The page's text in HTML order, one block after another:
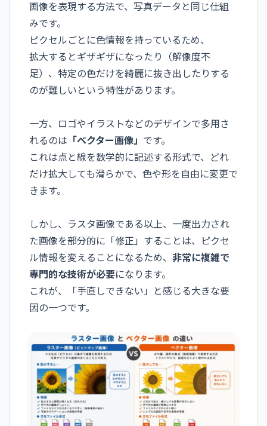
画像を表現する方法で、写真データと同じ仕組
みです。
ピクセルごとに色情報を持っているため、
拡大するとギザギザになったり（解像度不
足）、特定の色だけを綺麗に抜き出したりする
のが難しいという特性があります。
一方、ロゴやイラストなどのデザインで多用さ
れるのは 「ベクター画像」 です。
これは点と線を数学的に記述する形式で、どれ
だけ拡大しても滑らかで、色や形を自由に変更で
きます。
しかし、ラスタ画像である以上、一度出力され
た画像を部分的に「修正」することは、ピクセ
ル情報を変えることになるため、 非常に複雑で
専門的な技術が必要になります。
これが、「手直しできない」と感じる大きな要
因の一つです。